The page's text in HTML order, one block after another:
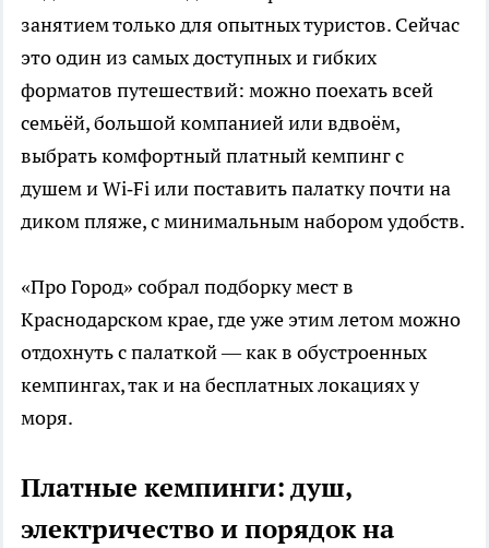
занятием только для опытных туристов. Сейчас
это один из самых доступных и гибких
форматов путешествий: можно поехать всей
семьёй, большой компанией или вдвоём,
выбрать комфортный платный кемпинг с
душем и Wi‑Fi или поставить палатку почти на
диком пляже, с минимальным набором удобств.
«Про Город» собрал подборку мест в
Краснодарском крае, где уже этим летом можно
отдохнуть с палаткой — как в обустроенных
кемпингах, так и на бесплатных локациях у
моря.
Платные кемпинги: душ,
электричество и порядок на